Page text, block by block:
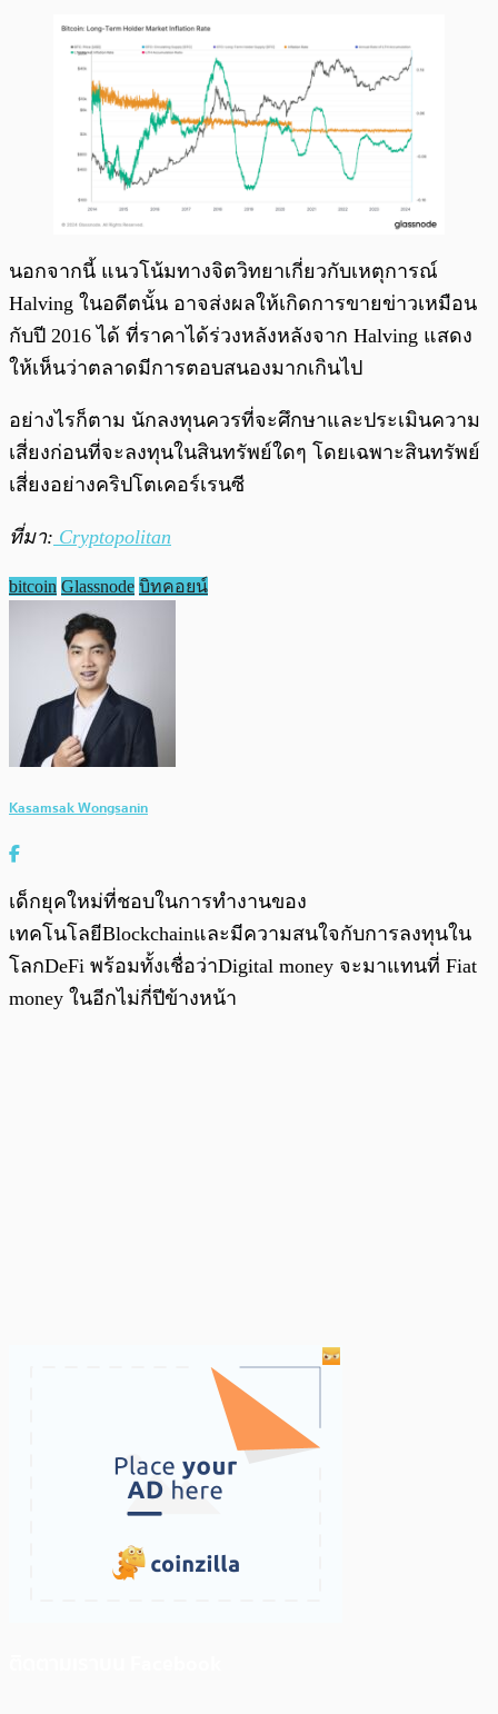
นอกจากนี้ แนวโน้มทางจิตวิทยาเกี่ยวกับเหตุการณ์
Halving ในอดีตนั้น อาจส่งผลให้เกิดการขายข่าวเหมือน
กับปี 2016 ได้ ที่ราคาได้ร่วงหลังหลังจาก Halving แสดง
ให้เห็นว่าตลาดมีการตอบสนองมากเกินไป
อย่างไรก็ตาม นักลงทุนควรที่จะศึกษาและประเมินความ
เสี่ยงก่อนที่จะลงทุนในสินทรัพย์ใดๆ โดยเฉพาะสินทรัพย์
เสี่ยงอย่างคริปโตเคอร์เรนซี
ที่มา: Cryptopolitan
bitcoin Glassnode บิทคอยน์
Kasamsak Wongsanin
เด็กยุคใหม่ที่ชอบในการทำงานของ
เทคโนโลยีBlockchainและมีความสนใจกับการลงทุนใน
โลกDeFi พร้อมทั้งเชื่อว่าDigital money จะมาแทนที่ Fiat
money ในอีกไม่กี่ปีข้างหน้า